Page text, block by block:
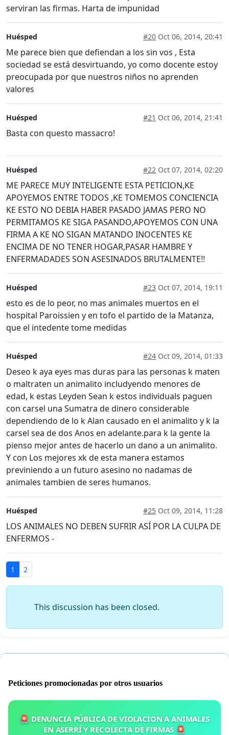
serviran las firmas. Harta de impunidad
Huésped #20 Oct 06, 2014, 20:41
Me parece bien que defiendan a los sin vos , Esta
sociedad se está desvirtuando, yo como docente estoy
preocupada por que nuestros niños no aprenden
valores
Huésped #21 Oct 06, 2014, 21:41
Basta con questo massacro!
Huésped #22 Oct 07, 2014, 02:20
ME PARECE MUY INTELIGENTE ESTA PETICION,KE
APOYEMOS ENTRE TODOS ,KE TOMEMOS CONCIENCIA
KE ESTO NO DEBIA HABER PASADO JAMAS PERO NO
PERMITAMOS KE SIGA PASANDO,APOYEMOS CON UNA
FIRMA A KE NO SIGAN MATANDO INOCENTES KE
ENCIMA DE NO TENER HOGAR,PASAR HAMBRE Y
ENFERMADADES SON ASESINADOS BRUTALMENTE!!
Huésped #23 Oct 07, 2014, 19:11
esto es de lo peor, no mas animales muertos en el
hospital Paroissien y en tofo el partido de la Matanza,
que el intedente tome medidas
Huésped #24 Oct 09, 2014, 01:33
Deseo k aya eyes mas duras para las personas k maten
o maltraten un animalito includyendo menores de
edad, k estas Leyden Sean k estos individuals paguen
con carsel una Sumatra de dinero considerable
dependiendo de lo k Alan causado en el animalito y k la
carsel sea de dos Anos en adelante.para k la gente la
pienso mejor antes de hacerlo un dano a un animalito.
Y con Los mejores xk de esta manera estamos
previniendo a un futuro asesino no nadamas de
animales tambien de seres humanos.
Huésped #25 Oct 09, 2014, 11:28
LOS ANIMALES NO DEBEN SUFRIR ASÍ POR LA CULPA DE
ENFERMOS -
1 2
This discussion has been closed.
Peticiones promocionadas por otros usuarios
🚨 DENUNCIA PÚBLICA DE VIOLACION A ANIMALES
EN ASERRÍ Y RECOLECTA DE FIRMAS 🚨